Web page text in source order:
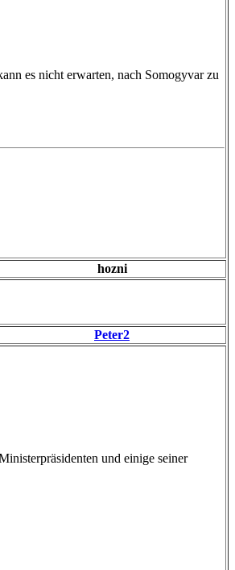
es nicht erwarten, nach Somogyvar zu
hozni
Peter2
und einige seiner